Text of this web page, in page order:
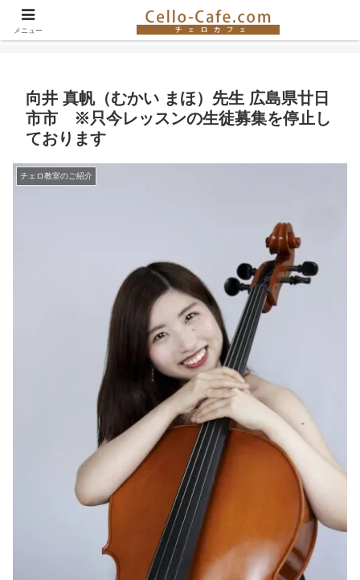
チェロ奏者やチェロ教室の紹介、イベント情報など。チェロの楽しさを伝える
サイト！
向井 真帆（むかい まほ）先生 広島県廿日
市市 ※只今レッスンの生徒募集を停止し
ております
チェロ教室のご紹介
メニュー